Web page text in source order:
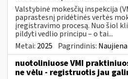
Valstybinė mokesčių inspekcija
paprastesnį pridėtinės vertės
įregistravimo procesą. Nuo šiol
pildyti vedlio principu – o tai...
Metai: 2025 Pagrindinis: Naujiena
nuotoliniuose VMI
ne vėlu - registruotis jau